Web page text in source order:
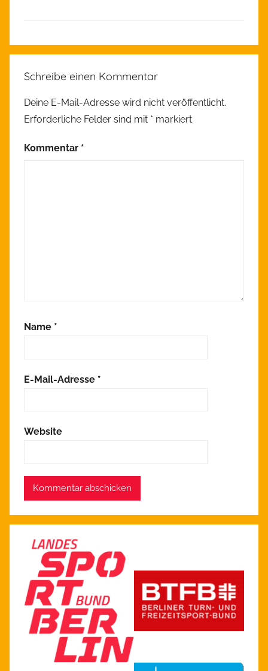
A
g
e
e
Schreibe einen Kommentar
Deine E-Mail-Adresse wird nicht veröffentlicht.
Erforderliche Felder sind mit * markiert
Kommentar *
Name *
E-Mail-Adresse *
Website